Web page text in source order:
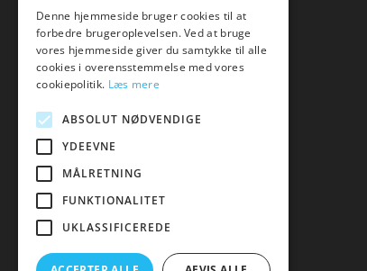
Denne hjemmeside bruger cookies til at
forbedre brugeroplevelsen. Ved at bruge
vores hjemmeside giver du samtykke til alle
cookies i overensstemmelse med vores
cookiepolitik. Læs mere
ABSOLUT NØDVENDIGE
YDEEVNE
MÅLRETNING
FUNKTIONALITET
UKLASSIFICEREDE